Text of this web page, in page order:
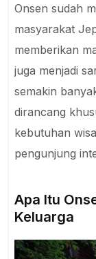
Onsen sudah
masyarakat
memberikan
juga menjadi
semakin
dirancang
kebutuhan
pengunjung
Apa Itu
Keluarga